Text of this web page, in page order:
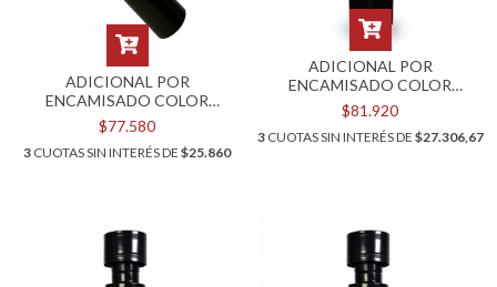
ADICIONAL POR
ENCAMISADO COLOR
NEGRO PARA KIT POR PARED
DE 6"
$77.580
3 CUOTAS SIN INTERÉS DE $25.860
ADICIONAL POR
ENCAMISADO COLOR
NEGRO PARA KIT POR
TECHO DE 10"
$81.920
3CUOTAS SIN INTERÉS DE $27.306,67